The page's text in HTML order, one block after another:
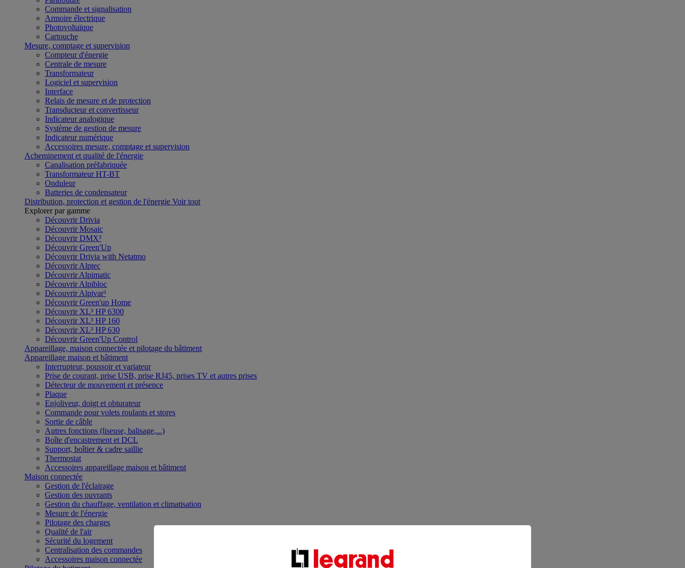
Commande et signalisation
Armoire électrique
Photovoltaïque
Cartouche
Mesure, comptage et supervision
Compteur d'énergie
Centrale de mesure
Transformateur
Logiciel et supervision
Interface
Relais de mesure et de protection
Transducteur et convertisseur
Indicateur analogique
Système de gestion de mesure
Indicateur numérique
Accessoires mesure, comptage et supervision
Acheminement et qualité de l'énergie
Canalisation préfabriquée
Transformateur HT-BT
Onduleur
Batteries de condensateur
Distribution, protection et gestion de l'énergie Voir tout
Explorer par gamme
Découvrir Drivia
Découvrir Mosaic
Découvrir DMX³
Découvrir Green'Up
Découvrir Drivia with Netatmo
Découvrir Alptec
Découvrir Alpimatic
Découvrir Alpibloc
Découvrir Alpivar³
Découvrir Green'up Home
Découvrir XL³ HP 6300
Découvrir XL³ HP 160
Découvrir XL³ HP 630
Découvrir Green'Up Control
Appareillage, maison connectée et pilotage du bâtiment
Appareillage maison et bâtiment
Interrupteur, poussoir et variateur
Prise de courant, prise USB, prise RJ45, prises TV et autres prises
Détecteur de mouvement et présence
Plaque
Enjoliveur, doigt et obturateur
Commande pour volets roulants et stores
Sortie de câble
Autres fonctions (liseuse, balisage,...)
Boîte d'encastrement et DCL
Support, boîtier & cadre saillie
Thermostat
Accessoires appareillage maison et bâtiment
Maison connectée
Gestion de l'éclairage
Gestion des ouvrants
Gestion du chauffage, ventilation et climatisation
Mesure de l'énergie
Pilotage des charges
Qualité de l'air
Sécurité du logement
Centralisation des commandes
Accessoires maison connectée